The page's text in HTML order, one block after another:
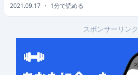
2021.09.17 ・ 1分で読める
スポンサーリンク